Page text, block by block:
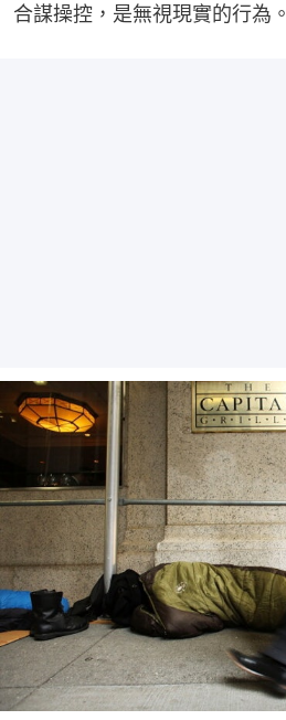
合謀操控，是無視現實的行為。